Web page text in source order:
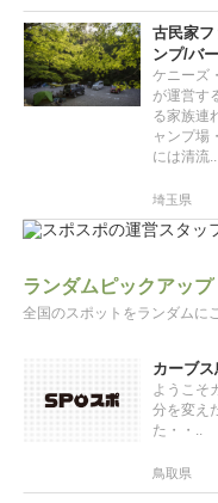
古民家
ンプ/バ
ケニーズ
が運営す
る家族連
ャンプ場
には清流..
埼玉県
ランダムピックアップ
全国のスポットをランダムに
カーブ
ようこそ
分を変え
た・・..
鳥取県